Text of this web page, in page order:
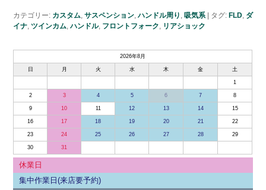
カテゴリー: カスタム サスペンション, ハンドル周り 吸気系 | タグ: FLD, ダ
イナ, ツインカム ハンドル, フロントフォーク リアショック
2026年8月
日 月 火 水 木 金 土
1
2 3 4 5 6 7 8
9 10 11 12 13 14 15
16 17 18 19 20 21 22
23 24 25 26 27 28 29
30 31
休業日
集中作業日(来店要予約)